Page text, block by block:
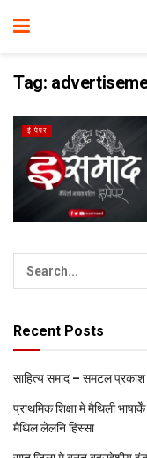
Tag:
ई पेपर
Recent Posts
साहित्य समाद – समटल प्रकाश
प्राथमिक शि‍क्षा मे मैथि‍ली
मैथिल लेलनि हिस्सा